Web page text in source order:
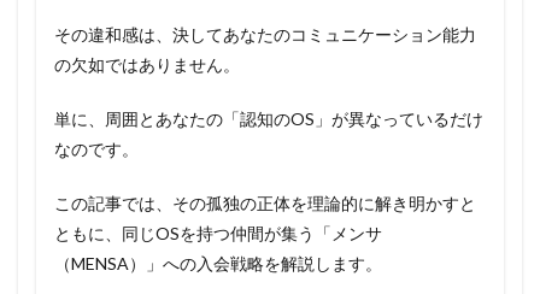
その違和感は、決してあなたのコミュニケーション能力
の欠如ではありません。
単に、周囲とあなたの「認知のOS」が異なっているだけ
なのです。
この記事では、その孤独の正体を理論的に解き明かすと
ともに、同じOSを持つ仲間が集う「メンサ
（MENSA）」への入会戦略を解説します。